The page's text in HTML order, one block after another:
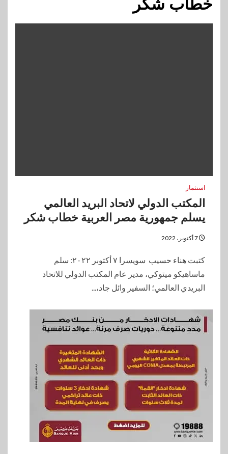
خطاب شكر
استثمار
المكتب الدولي لاتحاد البريد العالمي
يسلم جمهورية مصر العربية خطاب شكر
كتبت هناء حسيب سويسرا ٧ أكتوبر ٢٠٢٢: سلم
ماساهيكو ميتوكي، مدير عام المكتب الدولي للاتحاد
البريدي العالمي؛ السفير وائل جاد،...